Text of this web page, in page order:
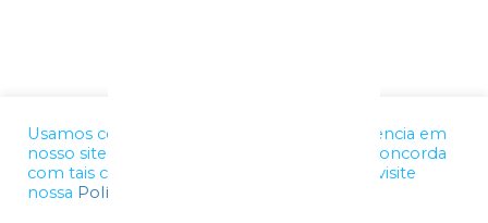
Usamos cookies para melhorar a sua experiência em
nosso site. Ao utilizar nossos serviços, você concorda
com tais condições. Para mais informações, visite
nossa Política de Privacidade